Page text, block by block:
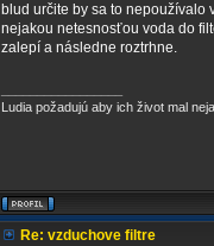
blud určite by sa to nepoužívalo
nejakou netesnosťou voda do
zalepí a následne roztrhne.
Ludia požadujú aby ich život mal
Re: vzduchove filtre